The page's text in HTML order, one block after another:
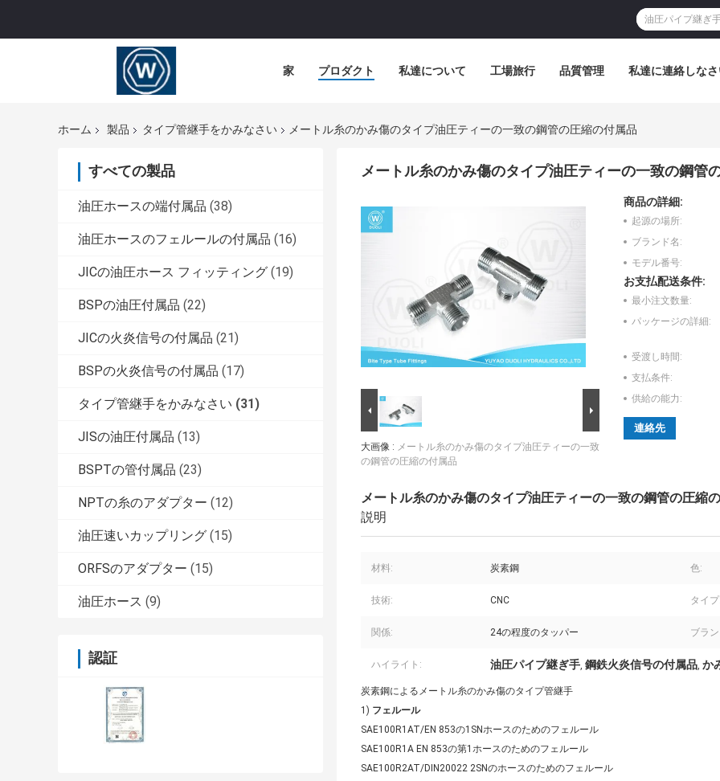
家 プロダクト 私達について 工場旅行 品質管理 私達に連絡しな
ホーム 製品 タイプ管継手をかみなさい メートル糸のかみ傷のタイプ油圧ティーの一致の鋼管の圧縮の付属品
すべての製品
油圧ホースの端付属品 (38)
油圧ホースのフェルールの付属品 (16)
JICの油圧ホース フィッティング (19)
BSPの油圧付属品 (22)
JICの火炎信号の付属品 (21)
BSPの火炎信号の付属品 (17)
タイプ管継手をかみなさい (31)
JISの油圧付属品 (13)
BSPTの管付属品 (23)
NPTの糸のアダプター (12)
油圧速いカップリング (15)
ORFSのアダプター (15)
油圧ホース (9)
認証
メートル糸のかみ傷のタイプ油圧ティーの一致の鋼管
大画像 : メートル糸のかみ傷のタイプ油圧ティーの一致
の鋼管の圧縮の付属品
商品の詳細:
起源の場所:
ブランド名:
モデル番号:
お支払配送条件:
最小注文数量:
パッケージの詳細:
受渡し時間:
支払条件:
供給の能力:
連絡先
メートル糸のかみ傷のタイプ油圧ティーの一致の鋼管の圧縮
説明
材料: 炭素鋼 色:
技術: CNC タイ
関係: 24の程度のタッパー ブラ
ハイライト: 油圧パイプ継ぎ手, 鋼鉄火炎信号の付属品, か
炭素鋼によるメートル糸のかみ傷のタイプ管継手
1) フェルール
SAE100R1AT/EN 853の1SNホースのためのフェルール
SAE100R1A EN 853の第1ホースのためのフェルール
SAE100R2AT/DIN20022 2SNのホースのためのフェルール